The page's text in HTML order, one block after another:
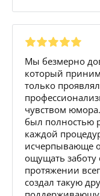
Мы безмерно
который
только
чувством
был полностью
каждой
исчерпывающе
ощущать заботу
протяжении
создал такую